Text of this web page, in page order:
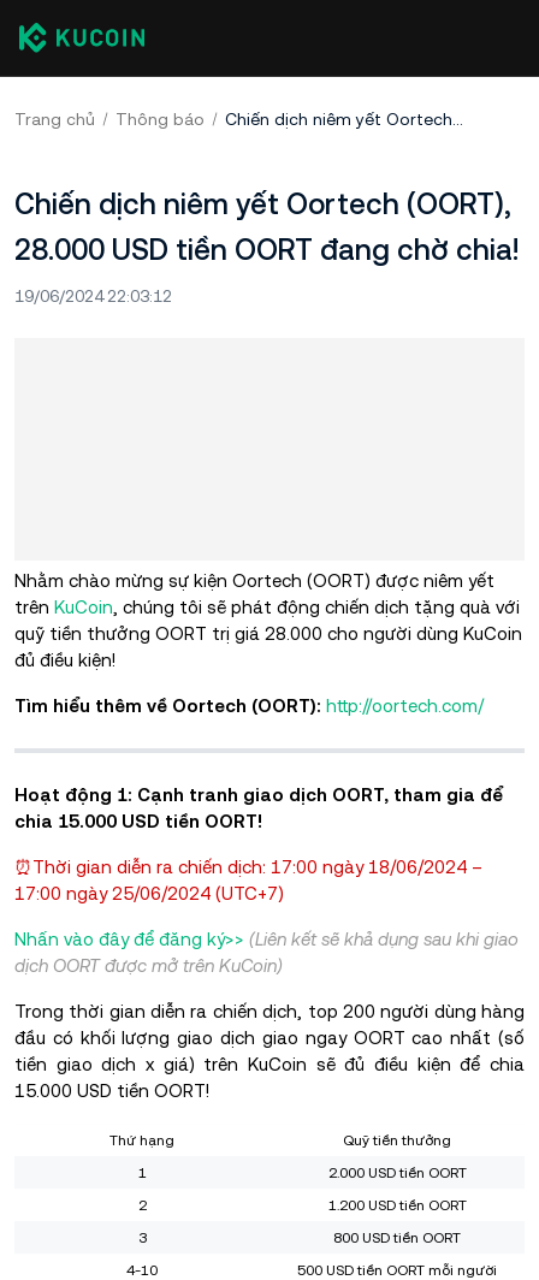
Trang chủ Thông báo Chiến dịch niêm yết Oortech (OORT), 28.000 USD tiền OORT đang chờ chia!
Chiến dịch niêm yết Oortech (OORT),
28.000 USD tiền OORT đang chờ chia!
19/06/2024 22:03:12
Nhằm chào mừng sự kiện Oortech (OORT) được niêm yết
trên KuCoin , chúng tôi sẽ phát động chiến dịch tặng quà với
quỹ tiền thưởng OORT trị giá 28.000 cho người dùng KuCoin
đủ điều kiện!
Tìm hiểu thêm về Oortech (OORT): http://oortech.com/
Hoạt động 1: Cạnh tranh giao dịch OORT, tham gia để
chia 15.000 USD tiền OORT!
⏰Thời gian diễn ra chiến dịch: 17:00 ngày 18/06/2024 –
17:00 ngày 25/06/2024 (UTC+7)
Nhấn vào đây để đăng ký>> (Liên kết sẽ khả dụng sau khi giao
dịch OORT được mở trên KuCoin)
Trong thời gian diễn ra chiến dịch, top 200 người dùng hàng
đầu có khối lượng giao dịch giao ngay OORT cao nhất (số
tiền giao dịch x giá) trên KuCoin sẽ đủ điều kiện để chia
15.000 USD tiền OORT!
Thứ hạng
Quỹ tiền thưởng
1
2.000 USD tiền OORT
2
1.200 USD tiền OORT
3
800 USD tiền OORT
4-10
500 USD tiền OORT mỗi người